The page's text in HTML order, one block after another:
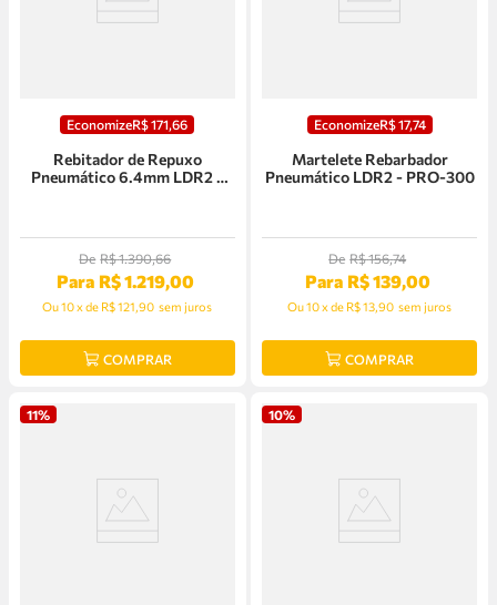
EconomizeR$171 ,66
Rebitador de Repuxo
Pneumático 6.4mm LDR2 -
De R$1.390,66
Para R$1.219,00
Ou10xde R$ 121,90 sem juros
COMPRAR
EconomizeR$17,74
Martelete Rebarbador
Pneumático LDR2 - PRO-300
De R$156,74
Para R$139,00
Ou10xde R$ 13,90 sem juros
COMPRAR
11% 10%